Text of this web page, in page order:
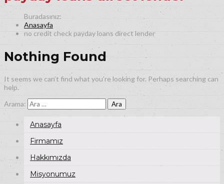
Anasayfa
no credit check payday loans direct lender
Nothing Found
It seems we can’t find what you’re looking for. Perhaps searching can
help.
Arama:
Anasayfa
Firmamız
Hakkımızda
Misyonumuz